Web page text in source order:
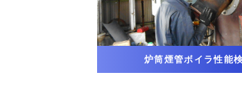
炉筒煙管ボイラ性能